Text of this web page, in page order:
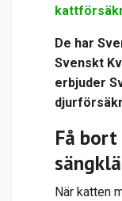
De har
Svenskt
erbjuder
Få
När katten